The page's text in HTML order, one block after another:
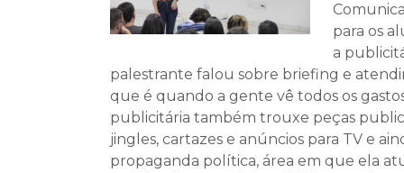
para os
a
palestrante falou sobre briefing e
que é quando a gente vê todos os
publicitária também trouxe peças
jingles, cartazes e anúncios para TV e
propaganda política, área em que ela